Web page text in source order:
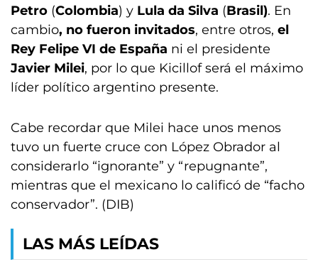
Petro (Colombia) y Lula da Silva (Brasil). En
cambio, no fueron invitados, entre otros, el
Rey Felipe VI de España ni el presidente
Javier Milei, por lo que Kicillof será el máximo
líder político argentino presente.
Cabe recordar que Milei hace unos menos
tuvo un fuerte cruce con López Obrador al
considerarlo “ignorante” y “repugnante”,
mientras que el mexicano lo calificó de “facho
conservador”. (DIB)
LAS MÁS LEÍDAS